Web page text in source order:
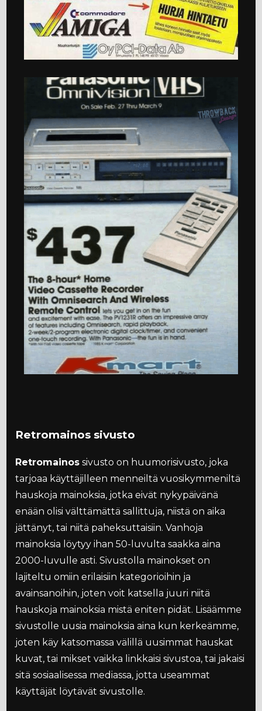
Retromainos sivusto
Retromainos sivusto on huumorisivusto, joka
tarjoaa käyttäjilleen menneiltä vuosikymmeniltä
hauskoja mainoksia, jotka eivät nykypäivänä
enään olisi välttämättä sallittuja, niistä on aika
jättänyt, tai niitä paheksuttaisiin. Vanhoja
mainoksia löytyy ihan 50-luvulta saakka aina
2000-luvulle asti. Sivustolla mainokset on
lajiteltu omiin erilaisiin kategorioihin ja
avainsanoihin, joten voit katsella juuri niitä
hauskoja mainoksia mistä eniten pidät. Lisäämme
sivustolle uusia mainoksia aina kun kerkeämme,
joten käy katsomassa välillä uusimmat hauskat
kuvat, tai mikset vaikka linkkaisi sivustoa, tai jakaisi
sitä sosiaalisessa mediassa, jotta useammat
käyttäjät löytävät sivustolle.